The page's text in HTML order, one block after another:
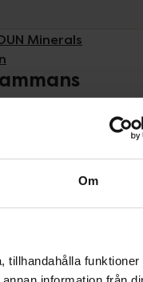
Om
tillhandahålla funktioner
Minerals
in-1